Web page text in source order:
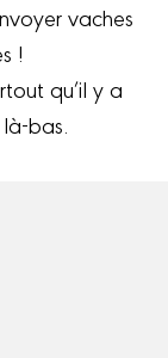
vaches
!
qu’il y a
bas.